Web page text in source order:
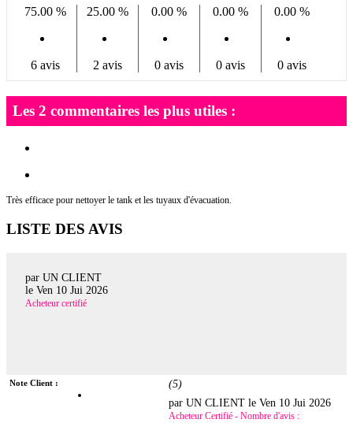
75.00 %
6 avis
25.00 %
2 avis
0.00 %
0 avis
0.00 %
0 avis
0.00 %
0 avis
Les 2 commentaires les plus utiles :
Très efficace pour nettoyer le tank et les tuyaux d'évacuation.
LISTE DES AVIS
par UN CLIENT
le Ven 10 Jui 2026
Acheteur certifié
Note Client : (5)
par UN CLIENT leVen 10 Jui 2026
Acheteur Certifié - Nombre d'avis :